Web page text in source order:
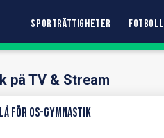
SPORTRÄTTIGHETER FOTBOLL
på TV & Stream
för OS-Gymnastik